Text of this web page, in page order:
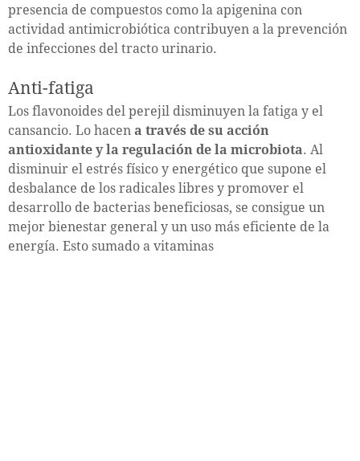
presencia de compuestos como la apigenina con
actividad antimicrobiótica contribuyen a la prevención
de infecciones del tracto urinario.
Anti-fatiga
Los flavonoides del perejil disminuyen la fatiga y el
cansancio. Lo hacen a través de su acción
antioxidante y la regulación de la microbiota. Al
disminuir el estrés físico y energético que supone el
desbalance de los radicales libres y promover el
desarrollo de bacterias beneficiosas, se consigue un
mejor bienestar general y un uso más eficiente de la
energía. Esto sumado a vitaminas